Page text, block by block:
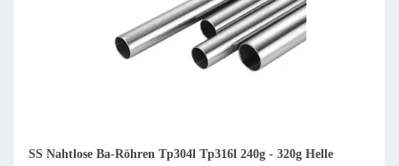
Ba-Röhren Tp304l Tp316l 240g - 320g Helle
6m